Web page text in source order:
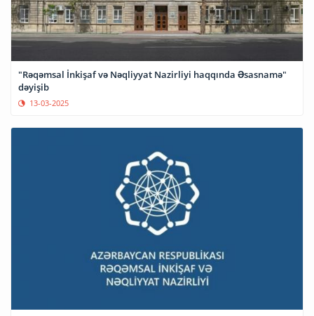
"Rəqəmsal İnkişaf və Nəqliyyat Nazirliyi haqqında Əsasnamə"
dəyişib
13-03-2025